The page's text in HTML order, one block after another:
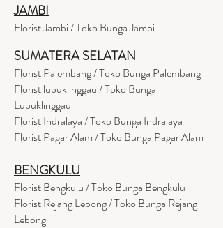
JAMBI
Florist Jambi / Toko Bunga Jambi
SUMATERA SELATAN
Florist Palembang / Toko Bunga Palembang
Florist lubuklinggau / Toko Bunga
Lubuklinggau
Florist Indralaya / Toko Bunga Indralaya
Florist Pagar Alam / Toko Bunga Pagar Alam
BENGKULU
Florist Bengkulu / Toko Bunga Bengkulu
Florist Rejang Lebong / Toko Bunga Rejang
Lebong